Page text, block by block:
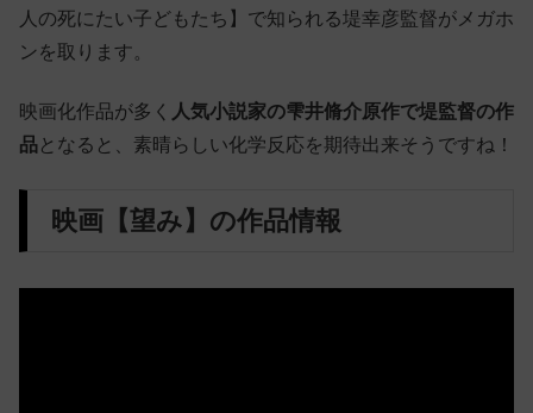
人の死にたい子どもたち】で知られる堤幸彦監督がメガホ
ンを取ります。
映画化作品が多く 人気小説家の雫井脩介原作で堤監督の作
品となると、素晴らしい化学反応を期待出来そうですね！
映画【望み】の作品情報